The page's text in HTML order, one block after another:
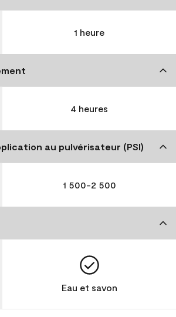
1 heure
4 heures
au pulvérisateur (PSI)
1 500-2 500
Eau et savon